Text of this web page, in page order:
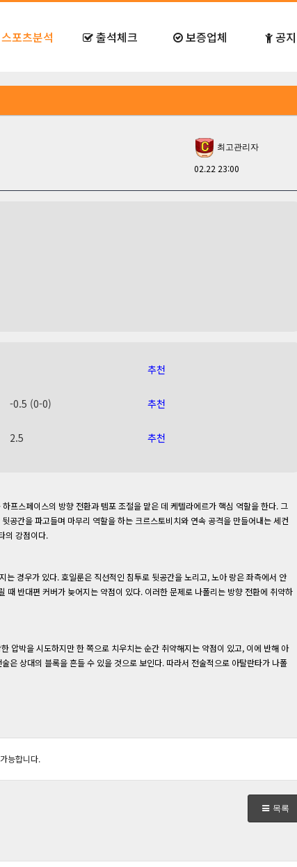
포츠분석 출석체크 보증업체 공
최고관리자
02.22 23:00
추천
-0.5 (0-0) 추천
2.5 추천
프스페이스의 방향 전환과 템포 조절을 맡은 데 케텔라에르가 핵심 역할을 한다. 그
공간을 파고들며 마무리 역할을 하는 크르스토비치와 연속 공격을 만들어내는 세컨
의 강점이다.
경우가 있다. 호일룬은 직선적인 침투로 뒷공간을 노리고, 노아 랑은 좌측에서 안
반대편 커버가 늦어지는 약점이 있다. 이러한 문제로 나폴리는 방향 전환에 취약하
압박을 시도하지만 한 쪽으로 치우치는 순간 취약해지는 약점이 있고, 이에 반해 아
은 상대의 블록을 흔들 수 있을 것으로 보인다. 따라서 전술적으로 아탈란타가 나폴
능합니다.
목록